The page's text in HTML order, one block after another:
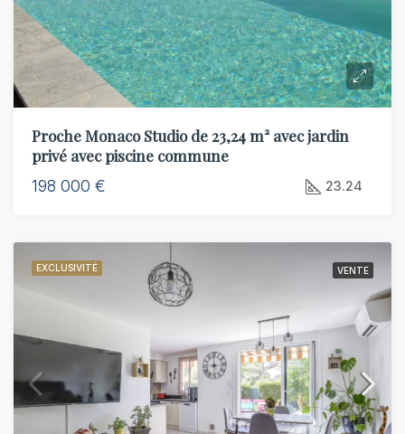
Proche Monaco Studio de 23,24 m² avec jardin
privé avec piscine commune
198 000 € 23.24
EXCLUSIVITÉ VENTE